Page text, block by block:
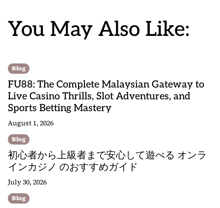
You May Also Like:
Blog
FU88: The Complete Malaysian Gateway to
Live Casino Thrills, Slot Adventures, and
Sports Betting Mastery
August 1, 2026
Blog
初心者から上級者まで安心して遊べる オンラ
インカジノ のおすすめガイド
July 30, 2026
Blog